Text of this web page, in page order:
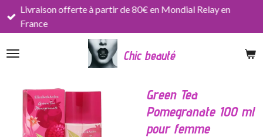
Passer
principal
Chic beauté
Livraison offerte à partir de 80€ en Mondial Relay en
France
Green Tea
Pomegranate 100 ml
pour femme